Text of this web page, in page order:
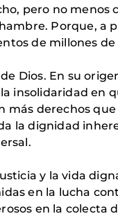
pero no
Porque, a
de millones
Dios. En su
insolidaridad en
más derechos
la dignidad
y la vida
en la lucha
en la colecta